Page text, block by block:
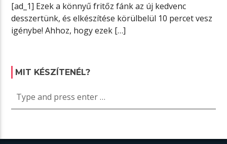
[ad_1] Ezek a könnyű fritőz fánk az új kedvenc
desszertünk, és elkészítése körülbelül 10 percet vesz
igénybe! Ahhoz, hogy ezek […]
MIT KÉSZÍTENÉL?